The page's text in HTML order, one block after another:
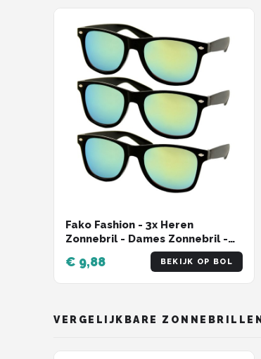
Fako Fashion - 3x Heren
Zonnebril - Dames Zonnebril -
Classic - UV400 - Mat Zwart -
Groen/Gele Spiegelglazen - 3
Stuks
€ 9,88 BEKIJK OP BOL
VERGELIJKBARE ZONNEBRILLEN